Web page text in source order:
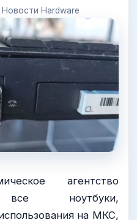
Новости Hardware
агентство
все ноутбуки,
на МКС,